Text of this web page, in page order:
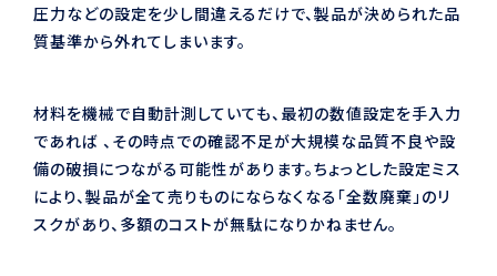
圧力などの設定を少し間違えるだけで、製品が決められた品
質基準から外れてしまいます。
材料を機械で自動計測していても、最初の数値設定を手入力
であれば 、その時点での確認不足が大規模な品質不良や設
備の破損につながる可能性があります。ちょっとした設定ミス
により、製品が全て売りものにならなくなる「全数廃棄」のリ
スクがあり、多額のコストが無駄になりかねません。